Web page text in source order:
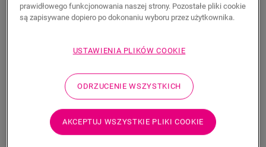
WYSZUKAJ
Nie masz pewności, czy ta podłoga pasuje
do Twojego stylu i potrzeb?
prawidłowego funkcjonowania naszej strony. Pozostałe pliki cookie
są zapisywane dopiero po dokonaniu wyboru przez użytkownika.
USTAWIENIA PLIKÓW COOKIE
ODRZUCENIE WSZYSTKICH
AKCEPTUJ WSZYSTKIE PLIKI COOKIE